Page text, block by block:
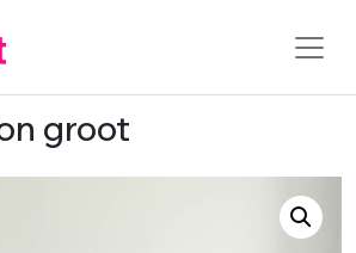
groot